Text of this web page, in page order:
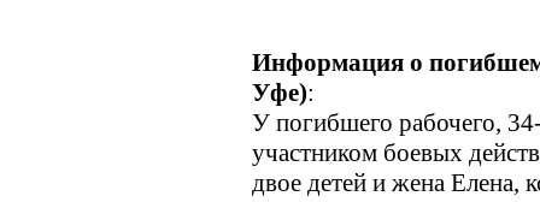
Информация о
Уфе):
У погибшего рабочего,
участником боевых
двое детей и жена Елена,